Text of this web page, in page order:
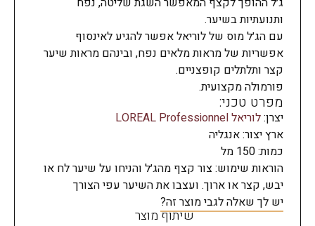
ותנועתיות בשיער.
עם הג׳ל מוס של לוריאל אפשר להגיע לאינסוף
אפשריות של מראות מלאים נפח, ובינהם מראות שיער
קצר ותלתלים קופצניים.
פורמולה מקצועית.
מפרט טכני:
יצרן:לוריאל LOREAL Professionnel
ארץ יצור: אנגליה
כמות: 150 מל
הוראות שימוש: צור קצף מהג׳ל והניחו על שיער לח או
יבש, קצר או ארוך. ועצבו את השיער עפי הצורך
יש לך שאלה לגבי מוצר זה?
שיתוף מוצר